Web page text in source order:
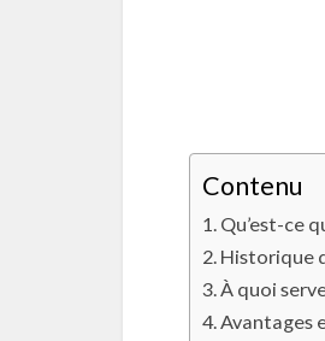
Contenu
Qu’est-ce
Historique
À quoi
Avantages